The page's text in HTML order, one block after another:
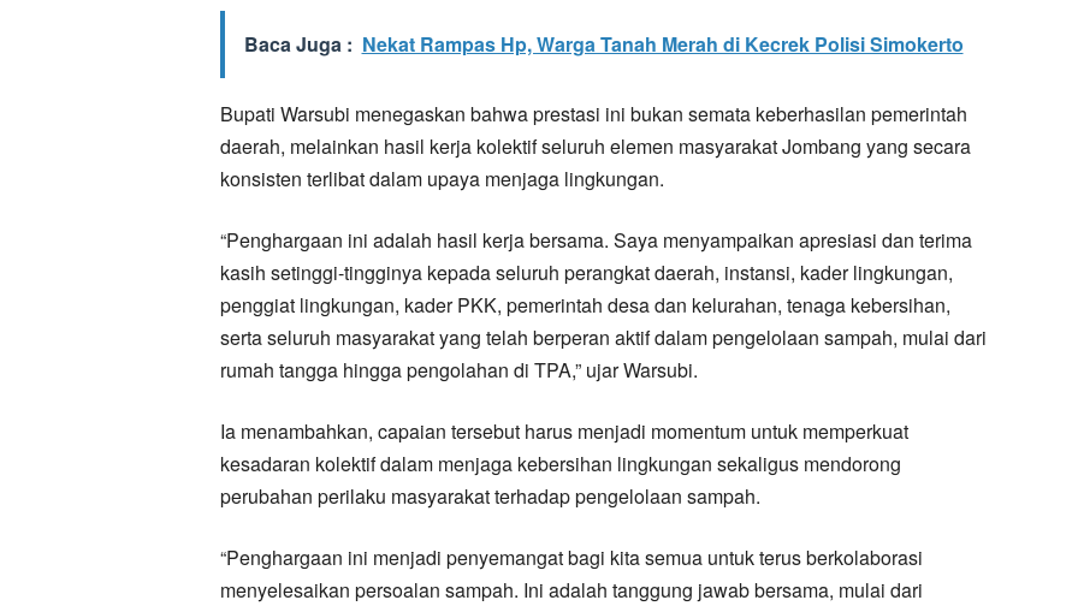
Baca Juga : Nekat Rampas Hp, Warga Tanah Merah di Kecrek Polisi Simokerto
Bupati Warsubi menegaskan bahwa prestasi ini bukan semata keberhasilan pemerintah
daerah, melainkan hasil kerja kolektif seluruh elemen masyarakat Jombang yang secara
konsisten terlibat dalam upaya menjaga lingkungan.
“Penghargaan ini adalah hasil kerja bersama. Saya menyampaikan apresiasi dan terima
kasih setinggi-tingginya kepada seluruh perangkat daerah, instansi, kader lingkungan,
penggiat lingkungan, kader PKK, pemerintah desa dan kelurahan, tenaga kebersihan,
serta seluruh masyarakat yang telah berperan aktif dalam pengelolaan sampah, mulai dari
rumah tangga hingga pengolahan di TPA,” ujar Warsubi.
Ia menambahkan, capaian tersebut harus menjadi momentum untuk memperkuat
kesadaran kolektif dalam menjaga kebersihan lingkungan sekaligus mendorong
perubahan perilaku masyarakat terhadap pengelolaan sampah.
“Penghargaan ini menjadi penyemangat bagi kita semua untuk terus berkolaborasi
menyelesaikan persoalan sampah. Ini adalah tanggung jawab bersama, mulai dari